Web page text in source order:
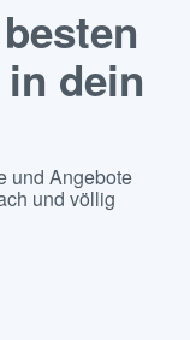
dein
und Angebote
und völlig